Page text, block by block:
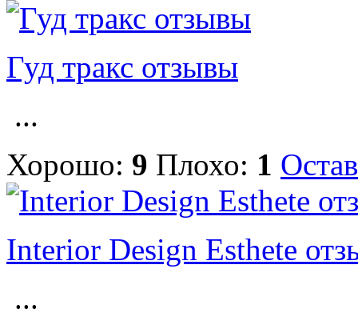
Гуд тракс отзывы
...
Хорошо: 9 Плохо: 1
Interior Design Esthete
...